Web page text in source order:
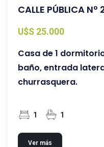
CALLE PÚBLICA Nº
U$S 25.000
Casa de 1
baño, entrada
churrasquera.
1 1
Ver más